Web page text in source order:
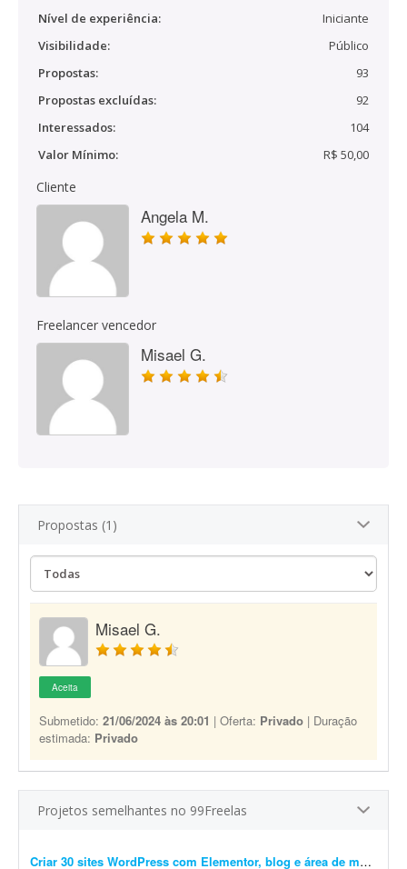
Nível de experiência:
Iniciante
Visibilidade:
Público
Propostas:
93
Propostas excluídas:
92
Interessados:
104
Valor Mínimo:
R$ 50,00
Cliente
Angela M.
Freelancer vencedor
Misael G.
Propostas (1)
Misael G.
Aceita
Submetido: 21/06/2024 às 20:01 | Oferta: Privado | Duração
estimada: Privado
Projetos semelhantes no 99Freelas
Criar 30 sites WordPress com Elementor, blog e área de membros